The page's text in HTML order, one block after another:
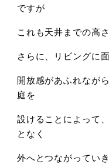
ですが
これも天井までの高さ
さらに、リビングに面
開放感があふれなが
庭を
設けることによって
となく
外へとつながっていき